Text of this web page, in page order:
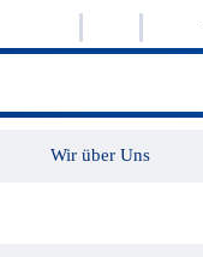
Wir über Uns